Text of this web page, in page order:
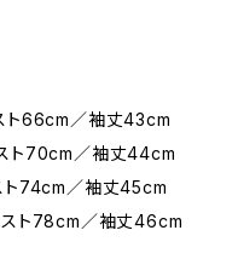
ト66cm／袖丈43cm
ト70cm／袖丈44cm
ト74cm／袖丈45cm
ト78cm／袖丈46cm